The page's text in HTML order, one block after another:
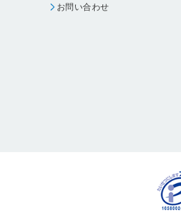
お問い合わせ